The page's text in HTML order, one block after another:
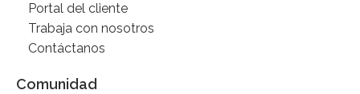
Portal del cliente
Trabaja con nosotros
Contáctanos
Comunidad